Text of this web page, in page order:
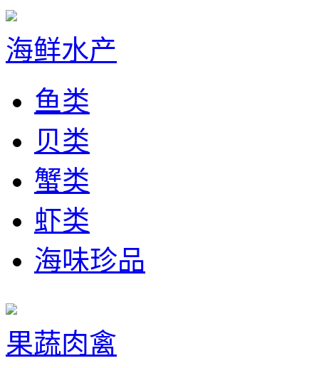
海鲜水产
鱼类
贝类
蟹类
虾类
海味珍品
果蔬肉禽